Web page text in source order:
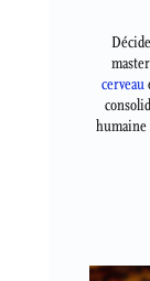
cerveau
humaine